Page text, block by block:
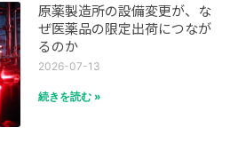
原薬製造所の設備変更が、な
ぜ医薬品の限定出荷につなが
るのか
2026-07-13
続きを読む »